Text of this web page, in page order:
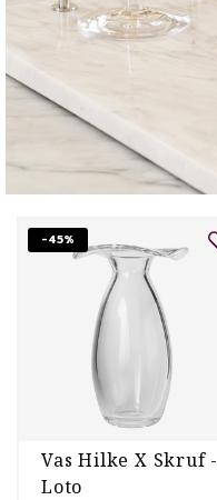
-45%
Vas Hilke X Skruf -
Loto